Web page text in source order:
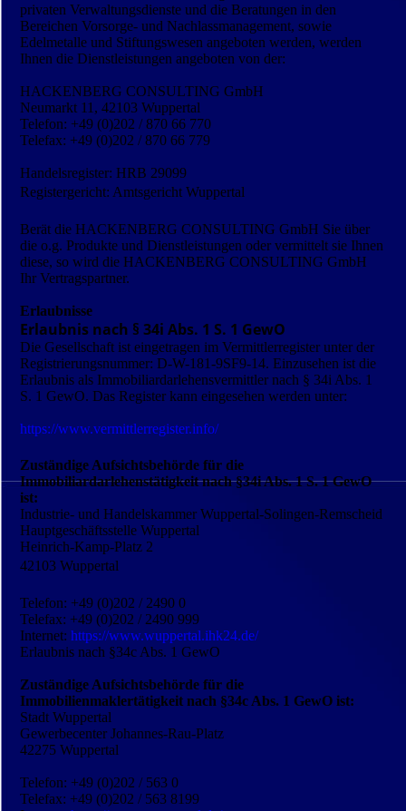
privaten Verwaltungsdienste und die Beratungen in den
Bereichen Vorsorge- und Nachlassmanagement, sowie
Edelmetalle und Stiftungswesen angeboten werden, werden
Ihnen die Dienstleistungen angeboten von der:
HACKENBERG CONSULTING GmbH
Neumarkt 11, 42103 Wuppertal
Telefon: +49 (0)202 / 870 66 770
Telefax: +49 (0)202 / 870 66 779
Handelsregister: HRB 29099
Registergericht: Amtsgericht Wuppertal
Berät die HACKENBERG CONSULTING GmbH Sie über
die o.g. Produkte und Dienstleistungen oder vermittelt sie Ihnen
diese, so wird die HACKENBERG CONSULTING GmbH
Ihr Vertragspartner.
Erlaubnisse
Erlaubnis nach § 34i Abs. 1 S. 1 GewO
Die Gesellschaft ist eingetragen im Vermittlerregister unter der
Registrierungs­nummer: D-W-181-9SF9-14. Einzusehen ist die
Erlaubnis als Immobiliardarlehensvermittler nach § 34i Abs. 1
S. 1 GewO. Das Register kann eingesehen werden unter:
https://www.vermittlerregister.info/
Zuständige Aufsichtsbehörde für die
Immobiliardarlehenstätigkeit nach §34i Abs. 1 S. 1 GewO
ist:
Industrie- und Handelskammer Wuppertal-Solingen-Remscheid
Hauptgeschäftsstelle Wuppertal
Heinrich-Kamp-Platz 2
42103 Wuppertal
Telefon: +49 (0)202 / 2490 0
Telefax: +49 (0)202 / 2490 999
Internet:https://www.wuppertal.ihk24.de/
Erlaubnis nach §34c Abs. 1 GewO
Zuständige Aufsichtsbehörde für die
Immobilienmaklertätigkeit nach §34c Abs. 1 GewO ist:
Stadt Wuppertal
Gewerbecenter Johannes-Rau-Platz
42275 Wuppertal
Telefon: +49 (0)202 / 563 0
Telefax: +49 (0)202 / 563 8199